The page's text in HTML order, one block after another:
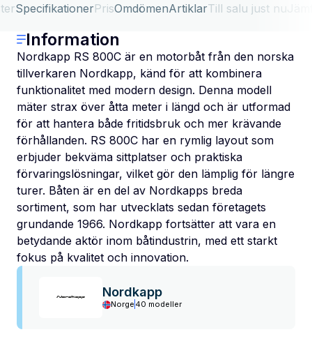
SpecifikationerPrisOmdömenArtiklarTill salu just nu
Information
Nordkapp RS 800C är en motorbåt från den norska
tillverkaren Nordkapp, känd för att kombinera
funktionalitet med modern design. Denna modell
mäter strax över åtta meter i längd och är utformad
för att hantera både fritidsbruk och mer krävande
förhållanden. RS 800C har en rymlig layout som
erbjuder bekväma sittplatser och praktiska
förvaringslösningar, vilket gör den lämplig för längre
turer. Båten är en del av Nordkapps breda
sortiment, som har utvecklats sedan företagets
grundande 1966. Nordkapp fortsätter att vara en
betydande aktör inom båtindustrin, med ett starkt
fokus på kvalitet och innovation.
Nordkapp
Norge 40 modeller